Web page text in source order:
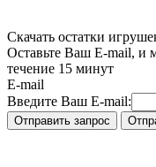
Скачать остатки
Оставьте Ваш E-mail, и
течение 15 минут
E-mail
Введите Ваш E-mail: